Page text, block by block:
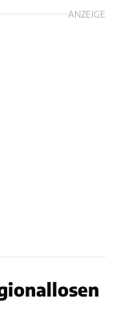
ANZEIGE